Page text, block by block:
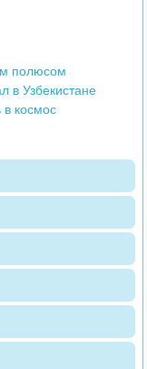
полюсом
в Узбекистане
в космос